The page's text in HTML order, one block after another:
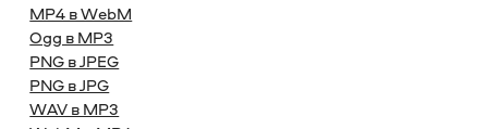
MP4 в WebM
Ogg в MP3
PNG в JPEG
PNG в JPG
WAV в MP3